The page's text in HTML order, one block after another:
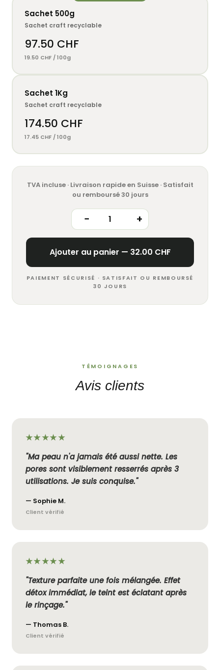
Sachet 500g
Sachet craft recyclable
97.50 CHF
19.50 CHF / 100g
Sachet 1Kg
Sachet craft recyclable
174.50 CHF
17.45 CHF / 100g
TVA incluse · Livraison rapide en Suisse · Satisfait
ou remboursé 30 jours
− +
Ajouter au panier — 32.00 CHF
PAIEMENT SÉCURISÉ · SATISFAIT OU REMBOURSÉ
30 JOURS
TÉMOIGNAGES
Avis clients
★★★★★
"Ma peau n'a jamais été aussi nette. Les
pores sont visiblement resserrés après 3
utilisations. Je suis conquise."
— Sophie M.
Client vérifié
★★★★★
"Texture parfaite une fois mélangée. Effet
détox immédiat, le teint est éclatant après
le rinçage."
— Thomas B.
Client vérifié